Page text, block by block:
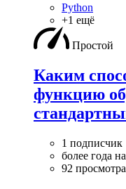
Python
+1 ещё
Простой
Каким
функцию
1 подписчик
более года
92 просмотра